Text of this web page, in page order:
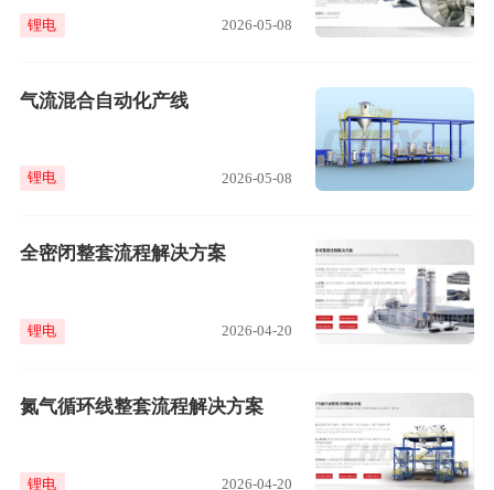
锂电 2026-05-08
气流混合自动化产线
锂电 2026-05-08
全密闭整套流程解决方案
锂电 2026-04-20
氮气循环线整套流程解决方案
锂电 2026-04-20